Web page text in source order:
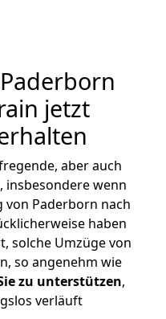
jetzt
aber auch
insbesondere wenn
von Paderborn nach
haben
solche Umzüge von
so angenehm wie
zu unterstützen,
verläuft